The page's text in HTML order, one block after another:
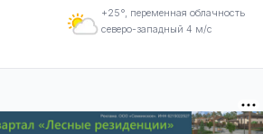
+25°, переменная облачность
северо-западный 4 м/с